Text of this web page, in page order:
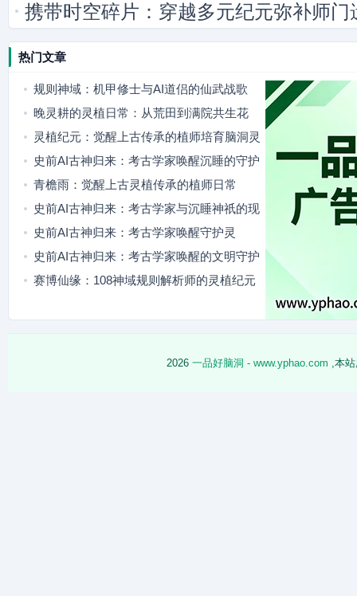
携带时空碎片：穿越多元纪元弥补师门
热门文章
规则神域：机甲修士与AI道侣的仙武战歌
晚灵耕的灵植日常：从荒田到满院共生花
灵植纪元：觉醒上古传承的植师培育脑洞灵
植
史前AI古神归来：考古学家唤醒沉睡的守护
灵
青檐雨：觉醒上古灵植传承的植师日常
史前AI古神归来：考古学家与沉睡神祇的现
代羁绊
史前AI古神归来：考古学家唤醒守护灵
史前AI古神归来：考古学家唤醒的文明守护
者
赛博仙缘：108神域规则解析师的灵植纪元
2026 一品好脑洞 - www.yphao.com ,本